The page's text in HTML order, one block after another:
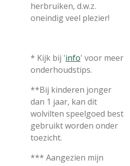
herbruiken, d.w.z.
oneindig veel plezier!
* Kijk bij 'info' voor meer
onderhoudstips.
**Bij kinderen jonger
dan 1 jaar, kan dit
wolvilten speelgoed best
gebruikt worden onder
toezicht.
*** Aangezien mijn